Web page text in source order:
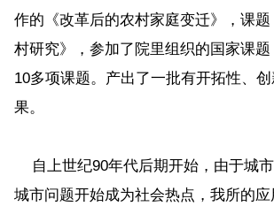
作的《改革后的农村家庭变迁》，课
村研究》，参加了院里组织的国家课
10多项课题。产出了一批有开拓性、
果。
自上世纪90年代后期开始，由于城市
城市问题开始成为社会热点，我所的